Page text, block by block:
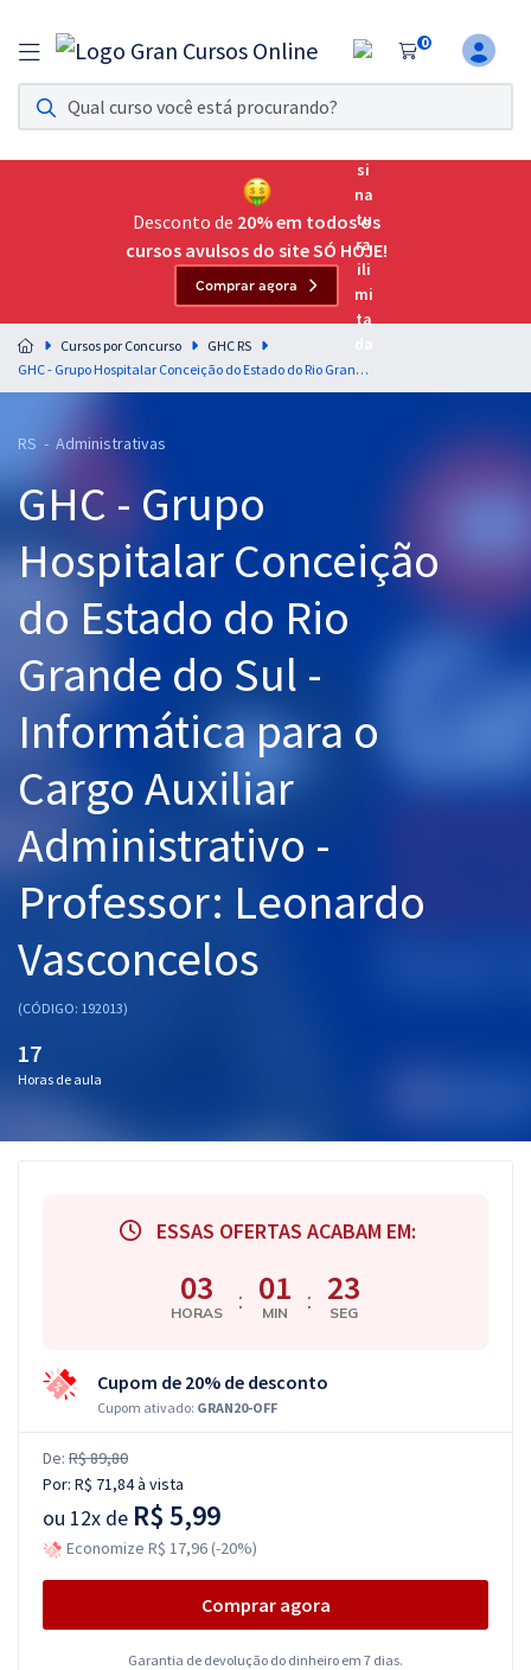
0
Assinatura Ilimitada 11
Acesso a todos os cursos. Teste grátis por 7 dias!
Assinatura OAB Até Passar
Acesso ilimitado a toda preparação para o Exame da
Residências Multiprofissionais
Preparação completa e intensiva para as principais
residências em saúde do Brasil
Cursos 20% OFF
Graduação
OAB
Mentorias
Questões grátis
Aprovados
Desconto de 20% em todos os
cursos avulsos do site SÓ HOJE!
Comprar agora
Cursos por Concurso
GHC RS
GHC - Grupo Hospitalar Conceição do Estado do Rio Grande do Sul - Informática para o Cargo Auxiliar Administrativo - Professor: Leonardo Vasconcelos
RS - Administrativas
GHC - Grupo
Hospitalar Conceição
do Estado do Rio
Grande do Sul -
Informática para o
Cargo Auxiliar
Administrativo -
Professor: Leonardo
Vasconcelos
(CÓDIGO: 192013)
17
Horas de aula
ESSAS OFERTAS ACABAM EM:
03
HORAS : 01
MIN : 22
SEG
Cupom de 20% de desconto
Cupom ativado: GRAN20-OFF
De: R$ 89,80
Por: R$ 71,84à vista
ou 12x de R$ 5,99
Economize R$ 17,96 (-20%)
Comprar agora
Garantia de devolução do dinheiro em 7 dias.